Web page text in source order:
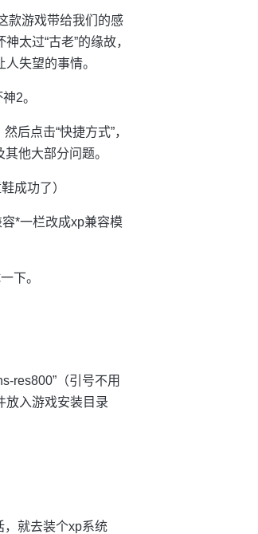
款游戏带给我们的感
太过“古老”的缘故，
失望的事情。
2。
后点击“快捷方式”，
他大部分问题。
成功了）
*一栏改成xp兼容模
下。
res800”（引号不用
放入游戏安装目录
，就去装个xp系统